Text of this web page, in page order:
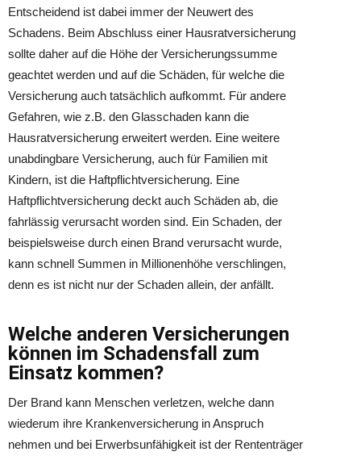
Entscheidend ist dabei immer der Neuwert des
Schadens. Beim Abschluss einer Hausratversicherung
sollte daher auf die Höhe der Versicherungssumme
geachtet werden und auf die Schäden, für welche die
Versicherung auch tatsächlich aufkommt. Für andere
Gefahren, wie z.B. den Glasschaden kann die
Hausratversicherung erweitert werden. Eine weitere
unabdingbare Versicherung, auch für Familien mit
Kindern, ist die Haftpflichtversicherung. Eine
Haftpflichtversicherung deckt auch Schäden ab, die
fahrlässig verursacht worden sind. Ein Schaden, der
beispielsweise durch einen Brand verursacht wurde,
kann schnell Summen in Millionenhöhe verschlingen,
denn es ist nicht nur der Schaden allein, der anfällt.
Welche anderen Versicherungen
können im Schadensfall zum
Einsatz kommen?
Der Brand kann Menschen verletzen, welche dann
wiederum ihre Krankenversicherung in Anspruch
nehmen und bei Erwerbsunfähigkeit ist der Rententräger